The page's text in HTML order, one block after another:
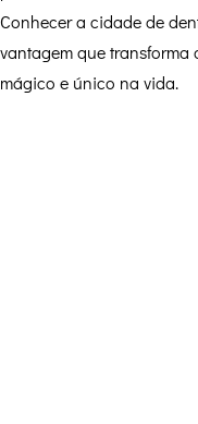
Conhecer a cidade de
vantagem que transforma
mágico e único na vida.